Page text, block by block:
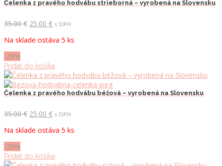
Čelenka z pravého hodvábu strieborná – vyrobená na Slovensku
35.00€ Pôvodná
bola:
25.00 €Aktuálna
je:
s DPH
Na sklade ostáva 5 ks
-29%
Pridať do košíka
Čelenka z pravého hodvábu béžová – vyrobená na Slovensku
35.00€ Pôvodná
bola:
25.00 €Aktuálna
je:
s DPH
Na sklade ostáva 5 ks
-29%
Pridať do košíka